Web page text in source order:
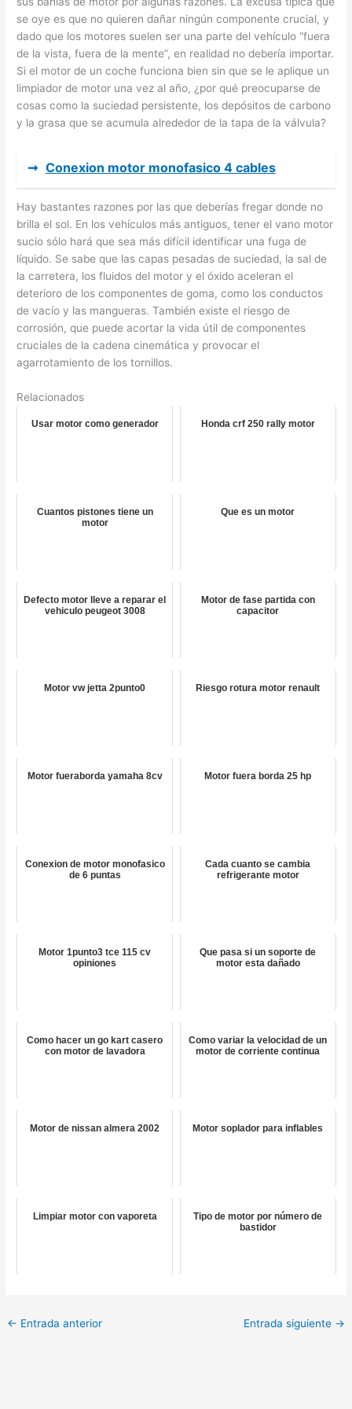
se oye es que no quieren dañar ningún componente crucial, y
dado que los motores suelen ser una parte del vehículo “fuera
de la vista, fuera de la mente”, en realidad no debería importar.
Si el motor de un coche funciona bien sin que se le aplique un
limpiador de motor una vez al año, ¿por qué preocuparse de
cosas como la suciedad persistente, los depósitos de carbono
y la grasa que se acumula alrededor de la tapa de la válvula?
➞ Conexion motor monofasico 4 cables
Hay bastantes razones por las que deberías fregar donde no
brilla el sol. En los vehículos más antiguos, tener el vano motor
sucio sólo hará que sea más difícil identificar una fuga de
líquido. Se sabe que las capas pesadas de suciedad, la sal de
la carretera, los fluidos del motor y el óxido aceleran el
deterioro de los componentes de goma, como los conductos
de vacío y las mangueras. También existe el riesgo de
corrosión, que puede acortar la vida útil de componentes
cruciales de la cadena cinemática y provocar el
agarrotamiento de los tornillos.
Relacionados
Usar motor como generador Honda crf 250 rally motor
Cuantos pistones tiene un
motor
Que es un motor
Defecto motor lleve a reparar el
vehiculo peugeot 3008
Motor de fase partida con
capacitor
Motor vw jetta 2punto0 Riesgo rotura motor renault
Motor fueraborda yamaha 8cv Motor fuera borda 25 hp
Conexion de motor monofasico
de 6 puntas
Cada cuanto se cambia
refrigerante motor
Motor 1punto3 tce 115 cv
opiniones
Que pasa si un soporte de
motor esta dañado
Como hacer un go kart casero
con motor de lavadora
Como variar la velocidad de un
motor de corriente continua
Motor de nissan almera 2002 Motor soplador para inflables
Limpiar motor con vaporeta
Tipo de motor por número de
bastidor
← Entrada anterior Entrada siguiente →